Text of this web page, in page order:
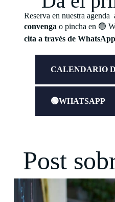
Reserva en nuestra agenda
convenga o pincha en 🟢
cita a través de WhatsApp
CALENDARIO
🟢WHATSAPP
Post